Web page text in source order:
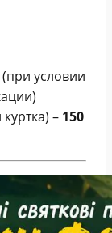
(при условии
– 150